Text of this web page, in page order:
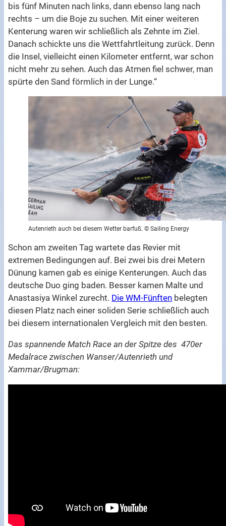
bis fünf Minuten nach links, dann ebenso lang nach
rechts – um die Boje zu suchen. Mit einer weiteren
Kenterung waren wir schließlich als Zehnte im Ziel.
Danach schickte uns die Wettfahrtleitung zurück. Denn
die Insel, vielleicht einen Kilometer entfernt, war schon
nicht mehr zu sehen. Auch das Atmen fiel schwer, man
spürte den Sand förmlich in der Lunge.“
Autenrieth auch bei diesem Wetter barfuß. © Sailing Energy
Schon am zweiten Tag wartete das Revier mit
extremen Bedingungen auf. Bei zwei bis drei Metern
Dünung kamen gab es einige Kenterungen. Auch das
deutsche Duo ging baden. Besser kamen Malte und
Anastasiya Winkel zurecht. Die WM-Fünften belegten
diesen Platz nach einer soliden Serie schließlich auch
bei diesem internationalen Vergleich mit den besten.
Das spannende Match Race an der Spitze des 470er
Medalrace zwischen Wanser/Autenrieth und
Xammar/Brugman: